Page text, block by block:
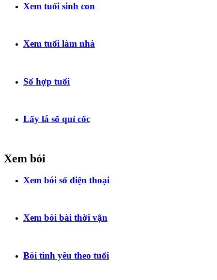
Xem tuổi sinh con
Xem tuổi làm nhà
Số hợp tuổi
Lấy lá số quỉ cốc
Xem bói
Xem bói số điện thoại
Xem bói bài thời vận
Bói tình yêu theo tuổi